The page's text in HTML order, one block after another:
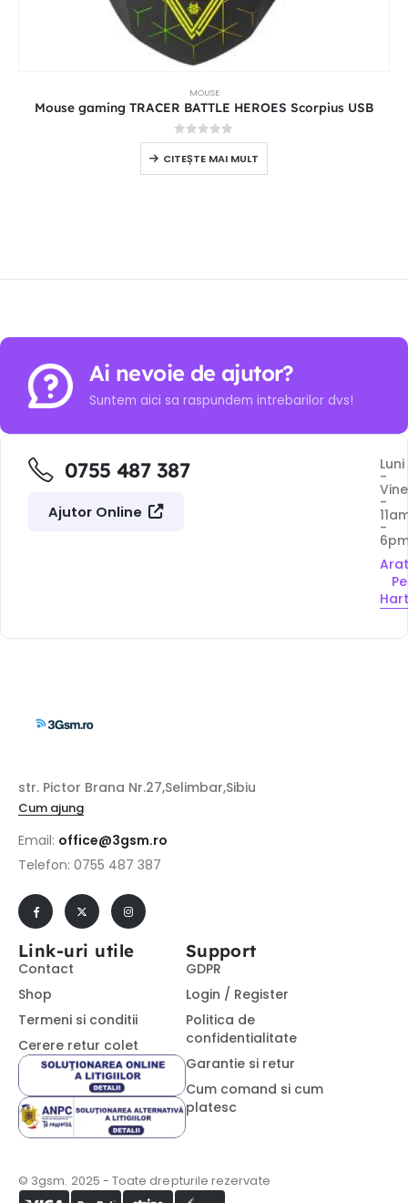
MOUSE
Mouse gaming TRACER BATTLE HEROES Scorpius USB
0out of 5
CITEȘTE MAI MULT
Ai nevoie de ajutor?
Suntem aici sa raspundem intrebarilor dvs!
0755 487 387
Ajutor Online
Luni
-
-
-
Pe
str. Pictor Brana Nr.27,Selimbar,Sibiu
Cum ajung
Email: office@3gsm.ro
Telefon: 0755 487 387
Link-uri utile
Contact
Shop
Termeni si conditii
Cerere retur colet
Support
GDPR
Login / Register
Politica de
confidentialitate
Garantie si retur
Cum comand si cum
platesc
© 3gsm. 2025 - Toate drepturile rezervate